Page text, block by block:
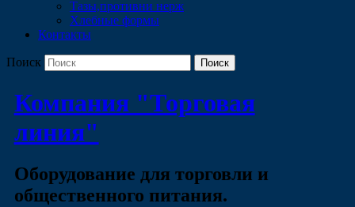
Тазы,противни нерж
Хлебные формы
Контакты
Поиск
Компания "Торговая
линия"
Оборудование для торговли и
общественного питания.